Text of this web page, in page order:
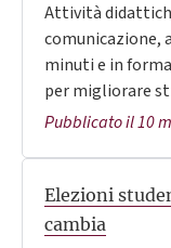
Attività
comunicazione,
minuti e in
per migliorare
Pubblicato il 10
Elezioni
cambia